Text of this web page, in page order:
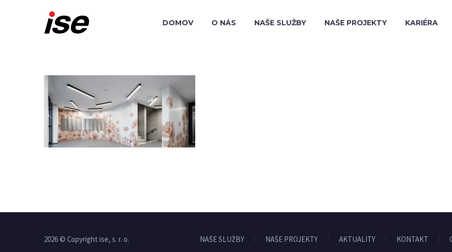
DOMOV O NÁS NAŠE SLUŽBY NAŠE PROJEKTY KARIÉRA
NAŠE SLUŽBY NAŠE PROJEKTY AKTUALITY KONTAKT
2026 © Copyright ise, s. r. o.